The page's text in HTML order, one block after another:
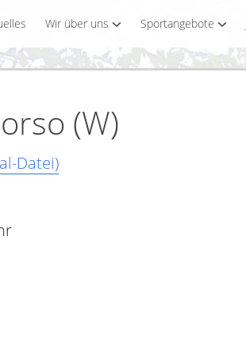
Wir über uns Sportangebote
(W)
Datei)